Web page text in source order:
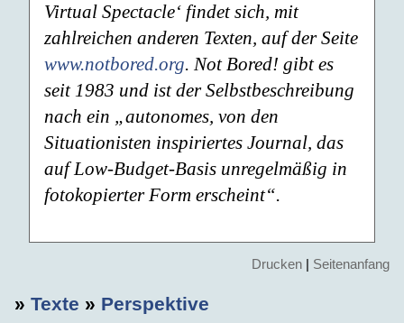
Virtual Spectacle‘ findet sich, mit
zahlreichen anderen Texten, auf der Seite
www.notbored.org. Not Bored! gibt es
seit 1983 und ist der Selbstbeschreibung
nach ein „autonomes, von den
Situationisten inspiriertes Journal, das
auf Low-Budget-Basis unregelmäßig in
fotokopierter Form erscheint“.
Drucken | Seitenanfang
» Texte » Perspektive